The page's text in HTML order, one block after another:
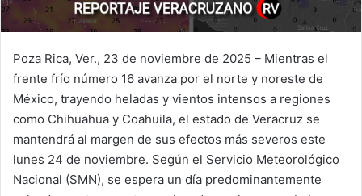
Poza Rica, Ver., 23 de noviembre de 2025 – Mientras el
frente frío número 16 avanza por el norte y noreste de
México, trayendo heladas y vientos intensos a regiones
como Chihuahua y Coahuila, el estado de Veracruz se
mantendrá al margen de sus efectos más severos este
lunes 24 de noviembre. Según el Servicio Meteorológico
Nacional (SMN), se espera un día predominantemente